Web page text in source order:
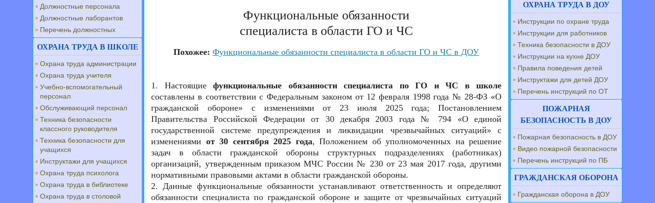
Функциональные обязанности
специалиста в области ГО и ЧС
Похожее: Функциональные обязанности специалиста в области ГО и ЧС в ДОУ
1. Настоящиефункциональные обязанности специалиста по ГО и ЧС в школе
составлены в соответствии с Федеральным законом от 12 февраля 1998 года № 28-ФЗ «О
гражданской обороне» с изменениями от 23 июля 2025 года; Постановлением
Правительства Российской Федерации от 30 декабря 2003 года № 794 «О единой
государственной системе предупреждения и ликвидации чрезвычайных ситуаций» с
изменениями от 30 сентября 2025 года, Положением об уполномоченных на решение
задач в области гражданской обороны структурных подразделениях (работниках)
организаций, утвержденным приказом МЧС России № 230 от 23 мая 2017 года, другими
нормативными правовыми актами в области гражданской обороны.
2. Данные функциональные обязанности устанавливают ответственность и определяют
обязанности специалиста по гражданской обороне и защите от чрезвычайных ситуаций
Должностные персонала
Должностные лаборантов
Перечень должностных
ОХРАНА ТРУДА В ШКОЛЕ
Охрана труда администрации
Охрана труда учителя
Учебно-вспомогательный
персонал
Обслуживающий персонал
Техника безопасности
классного руководителя
Техника безопасности для
учащихся
Инструктажи для учащихся
Охрана труда психолога
Охрана труда в библиотеке
Охрана труда в столовой
ОХРАНА ТРУДА В ДОУ
Инструкции по охране труда
Инструкции для работников
Техника безопасности в ДОУ
Инструкции на кухне ДОУ
Правила поведения детей
Инструктажи для детей ДОУ
Перечень инструкций по ОТ
ПОЖАРНАЯ
БЕЗОПАСНОСТЬ В ДОУ
Пожарная безопасность в ДОУ
Видео пожарной безопасности
Перечень инструкций по ПБ
ГРАЖДАНСКАЯ ОБОРОНА
Гражданская оборона в ДОУ